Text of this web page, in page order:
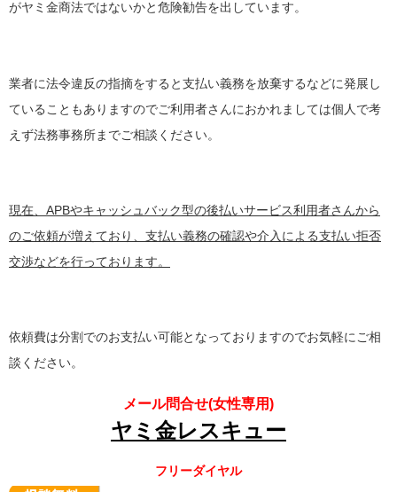
がヤミ金商法ではないかと危険勧告を出しています。
業者に法令違反の指摘をすると支払い義務を放棄するなどに発展し
ていることもありますのでご利用者さんにおかれましては個人で考
えず法務事務所までご相談ください。
現在、APBやキャッシュバック型の後払いサービス利用者さんから
のご依頼が増えており、支払い義務の確認や介入による支払い拒否
交渉などを行っております。
依頼費は分割でのお支払い可能となっておりますのでお気軽にご相
談ください。
メール問合せ(女性専用)
ヤミ金レスキュー
フリーダイヤル